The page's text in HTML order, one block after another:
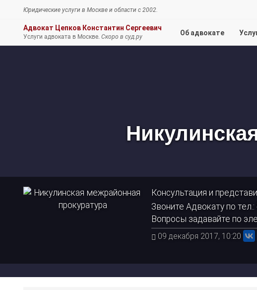
Юридические услуги в Москве и области c 2002.
Адвокат Цепков Константин Сергеевич
Услуги адвоката в Москве. Скоро в суд.ру Об адвокате
Консультация и
Звоните Адвокату по тел.:
Вопросы задавайте по
09 декабря 2017, 10:20